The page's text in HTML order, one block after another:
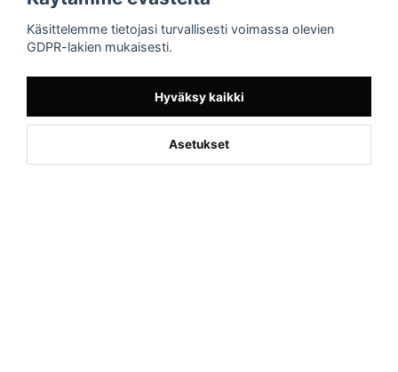
Sporttema
Drottninggatan 47
Käsittelemme tietojasi turvallisesti voimassa olevien
GDPR-lakien mukaisesti.
Hyväksy kaikki
Asetukset